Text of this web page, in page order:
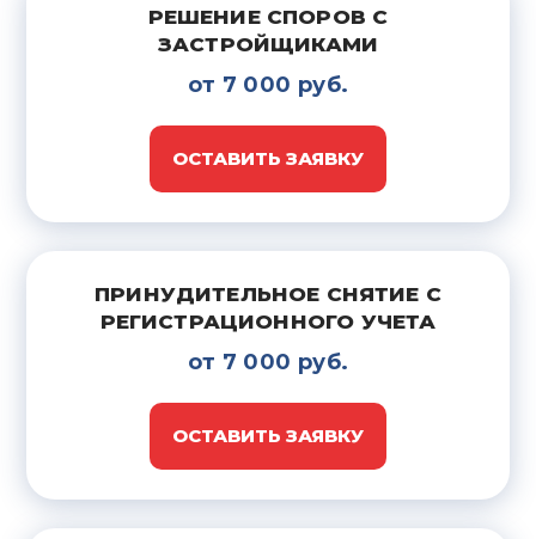
РЕШЕНИЕ СПОРОВ С
ЗАСТРОЙЩИКАМИ
от 7 000 руб.
ОСТАВИТЬ ЗАЯВКУ
ПРИНУДИТЕЛЬНОЕ СНЯТИЕ С
РЕГИСТРАЦИОННОГО УЧЕТА
от 7 000 руб.
ОСТАВИТЬ ЗАЯВКУ